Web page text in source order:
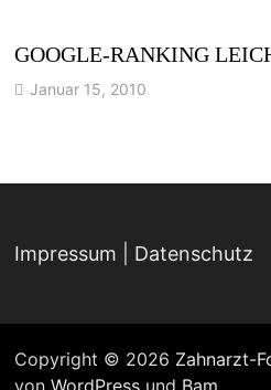
GOOGLE-RANKING
Januar 15, 2010
Impressum Datenschutz
Copyright © 2026 Zahnarzt-
von WordPressund Bam